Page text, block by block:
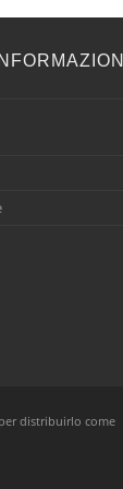
distribuirlo come